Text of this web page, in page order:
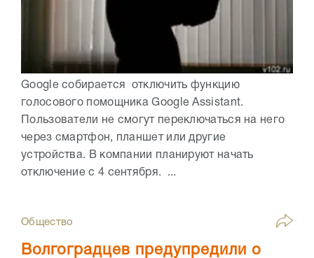
Google собирается отключить функцию
голосового помощника Google Assistant.
Пользователи не смогут переключаться на него
через смартфон, планшет или другие
устройства. В компании планируют начать
отключение с 4 сентября. ...
Общество
Волгоградцев предупредили о